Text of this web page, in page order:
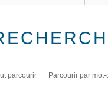
parcourir Parcourir par mot-